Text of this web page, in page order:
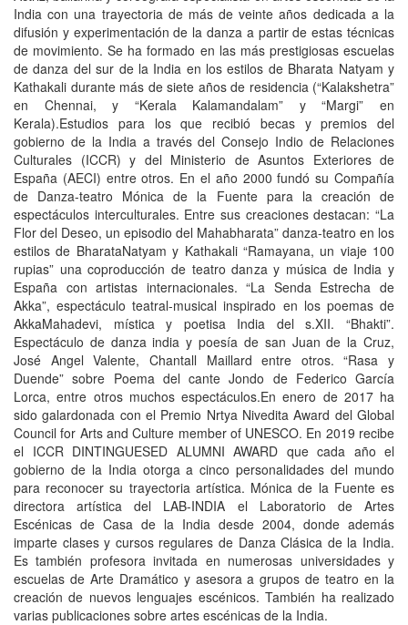
India con una trayectoria de más de veinte años dedicada a la
difusión y experimentación de la danza a partir de estas técnicas
de movimiento. Se ha formado en las más prestigiosas escuelas
de danza del sur de la India en los estilos de Bharata Natyam y
Kathakali durante más de siete años de residencia (“Kalakshetra”
en Chennai, y “Kerala Kalamandalam” y “Margi” en
Kerala).Estudios para los que recibió becas y premios del
gobierno de la India a través del Consejo Indio de Relaciones
Culturales (ICCR) y del Ministerio de Asuntos Exteriores de
España (AECI) entre otros. En el año 2000 fundó su Compañía
de Danza-teatro Mónica de la Fuente para la creación de
espectáculos interculturales. Entre sus creaciones destacan: “La
Flor del Deseo, un episodio del Mahabharata” danza-teatro en los
estilos de BharataNatyam y Kathakali “Ramayana, un viaje 100
rupias” una coproducción de teatro danza y música de India y
España con artistas internacionales. “La Senda Estrecha de
Akka”, espectáculo teatral-musical inspirado en los poemas de
AkkaMahadevi, mística y poetisa India del s.XII. “Bhakti”.
Espectáculo de danza india y poesía de san Juan de la Cruz,
José Angel Valente, Chantall Maillard entre otros. “Rasa y
Duende” sobre Poema del cante Jondo de Federico García
Lorca, entre otros muchos espectáculos.En enero de 2017 ha
sido galardonada con el Premio Nrtya Nivedita Award del Global
Council for Arts and Culture member of UNESCO. En 2019 recibe
el ICCR DINTINGUESED ALUMNI AWARD que cada año el
gobierno de la India otorga a cinco personalidades del mundo
para reconocer su trayectoria artística. Mónica de la Fuente es
directora artística del LAB-INDIA el Laboratorio de Artes
Escénicas de Casa de la India desde 2004, donde además
imparte clases y cursos regulares de Danza Clásica de la India.
Es también profesora invitada en numerosas universidades y
escuelas de Arte Dramático y asesora a grupos de teatro en la
creación de nuevos lenguajes escénicos. También ha realizado
varias publicaciones sobre artes escénicas de la India.